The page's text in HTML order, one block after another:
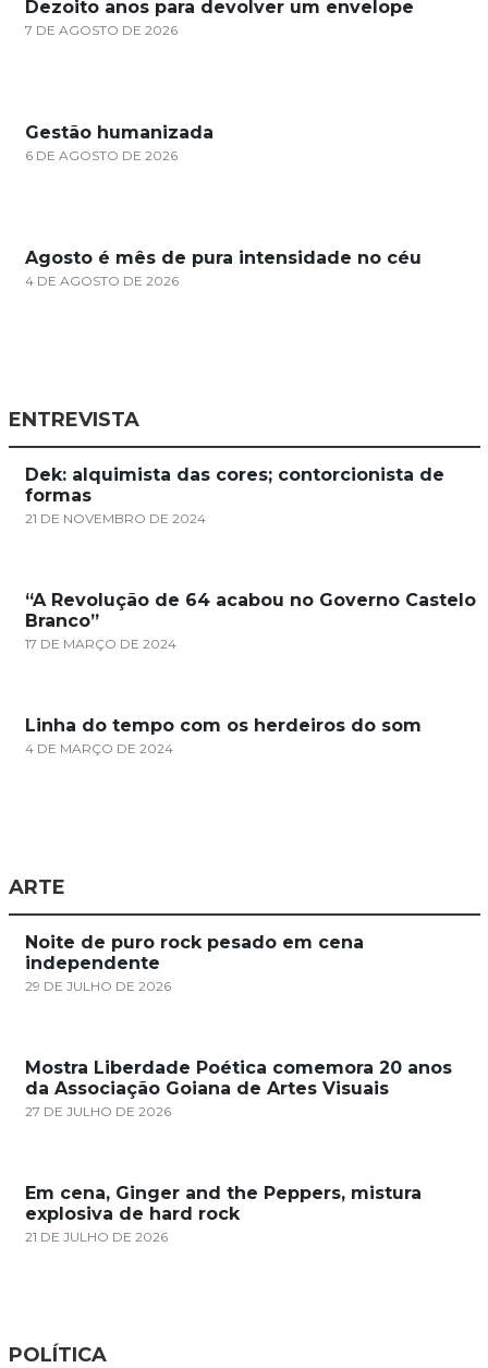
Dezoito anos para devolver um envelope
7 DE AGOSTO DE 2026
Gestão humanizada
6 DE AGOSTO DE 2026
Agosto é mês de pura intensidade no céu
4 DE AGOSTO DE 2026
ENTREVISTA
Dek: alquimista das cores; contorcionista de
formas
21 DE NOVEMBRO DE 2024
“A Revolução de 64 acabou no Governo Castelo
Branco”
17 DE MARÇO DE 2024
Linha do tempo com os herdeiros do som
4 DE MARÇO DE 2024
ARTE
Noite de puro rock pesado em cena
independente
29 DE JULHO DE 2026
Mostra Liberdade Poética comemora 20 anos
da Associação Goiana de Artes Visuais
27 DE JULHO DE 2026
Em cena, Ginger and the Peppers, mistura
explosiva de hard rock
21 DE JULHO DE 2026
POLÍTICA